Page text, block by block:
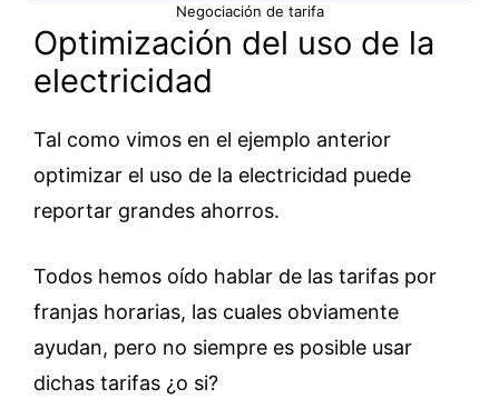
Negociación de tarifa
Optimización del uso de la
electricidad
Tal como vimos en el ejemplo anterior
optimizar el uso de la electricidad puede
reportar grandes ahorros.
Todos hemos oído hablar de las tarifas por
franjas horarias, las cuales obviamente
ayudan, pero no siempre es posible usar
dichas tarifas ¿o si?